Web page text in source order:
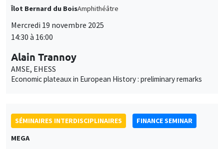
Îlot Bernard du BoisAmphithéâtre
Mercredi 19 novembre 2025
14:30 à 16:00
Alain Trannoy
AMSE, EHESS
Economic plateaux in European History : preliminary remarks
SÉMINAIRES INTERDISCIPLINAIRES
FINANCE SEMINAR
MEGA